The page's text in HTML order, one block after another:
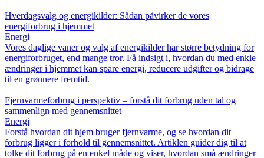
Hverdagsvalg og energikilder: Sådan påvirker de vores
energiforbrug i hjemmet
Energi
Vores daglige vaner og valg af energikilder har større betydning for
energiforbruget, end mange tror. Få indsigt i, hvordan du med enkle
ændringer i hjemmet kan spare energi, reducere udgifter og bidrage
til en grønnere fremtid.
Fjernvarmeforbrug i perspektiv – forstå dit forbrug uden tal og
sammenlign med gennemsnittet
Energi
Forstå hvordan dit hjem bruger fjernvarme, og se hvordan dit
forbrug ligger i forhold til gennemsnittet. Artiklen guider dig til at
tolke dit forbrug på en enkel måde og viser, hvordan små ændringer